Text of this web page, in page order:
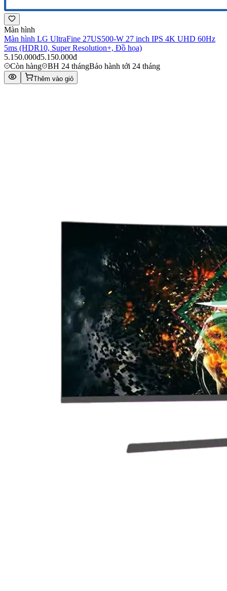
Màn hình
Màn hình LG UltraFine 27US500-W 27 inch IPS 4K UHD 60Hz
5ms (HDR10, Super Resolution+, Đồ họa)
5.150.000đ5.150.000đ
Còn hàng
BH 24 thángBảo hành tới 24 tháng
Thêm vào giỏ